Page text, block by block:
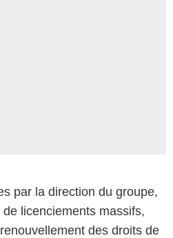
par la direction du groupe,
licenciements massifs,
des droits de